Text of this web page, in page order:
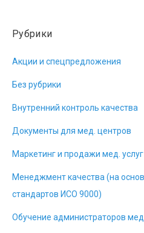
Рубрики
Акции и спецпредложения
Без рубрики
Внутренний контроль качества
Документы для мед. центров
Маркетинг и продажи мед. услуг
Менеджмент качества (на
стандартов ИСО 9000)
Обучение администраторов